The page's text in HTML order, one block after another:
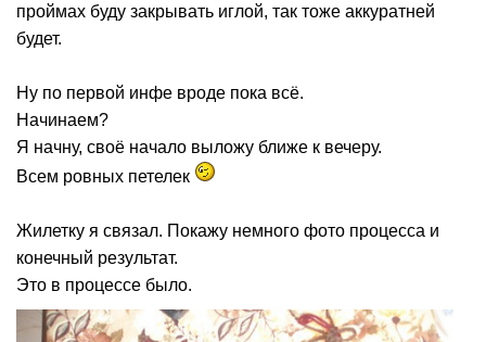
проймах буду закрывать иглой, так тоже аккуратней
будет.
Ну по первой инфе вроде пока всё.
Начинаем?
Я начну, своё начало выложу ближе к вечеру.
Всем ровных петелек
Жилетку я связал. Покажу немного фото процесса и
конечный результат.
Это в процессе было.